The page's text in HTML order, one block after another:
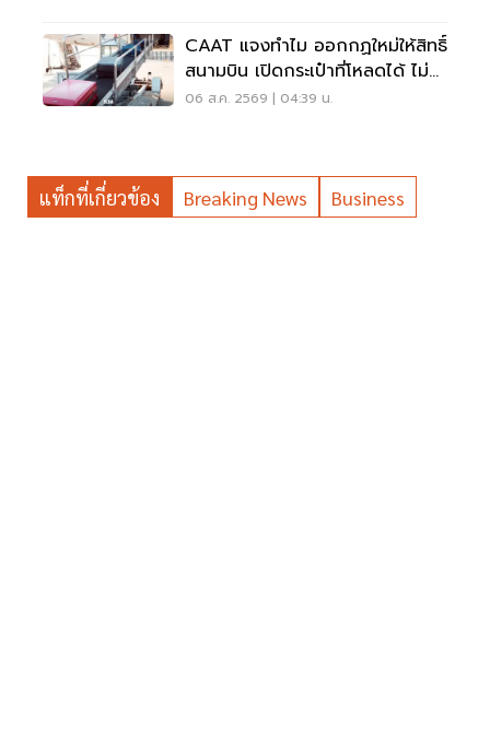
CAAT แจงทำไม ออกกฏใหม่ให้สิทธิ์
สนามบิน เปิดกระเป๋าที่โหลดได้ ไม่
ต้องเรียกเจ้าของ
06 ส.ค. 2569 | 04:39 น.
แท็กที่เกี่ยวข้อง Breaking News Business